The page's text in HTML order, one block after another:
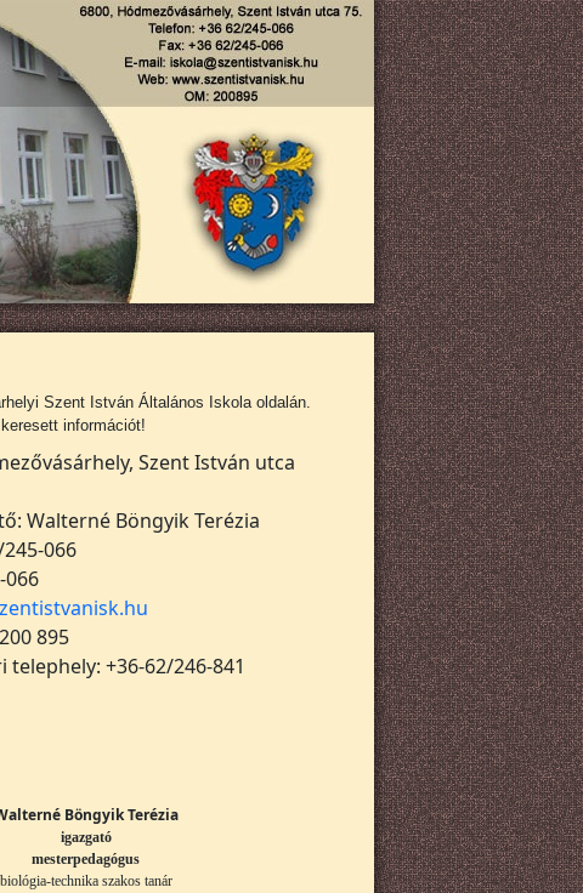
Szent István Általános Iskola oldalán.
információt!
Szent István utca
Walterné Böngyik Terézia
066
066
895
telephely: +36-62/246-841
Böngyik Terézia
igazgató
mesterpedagógus
biológia-technika szakos tanár